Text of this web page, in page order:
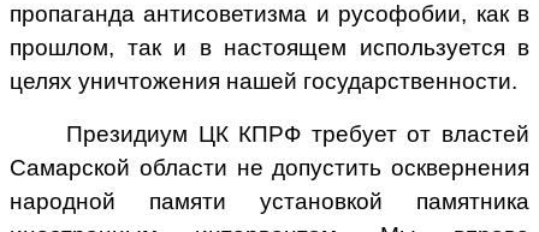
пропаганда антисоветизма и русофобии, как в
прошлом, так и в настоящем используется в
целях уничтожения нашей государственности.
Президиум ЦК КПРФ требует от властей
Самарской области не допустить осквернения
народной памяти установкой памятника